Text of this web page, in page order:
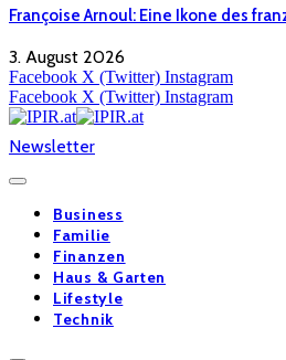
Françoise Arnoul: Eine Ikone des
3. August 2026
Facebook X (Twitter) Instagram
Facebook X (Twitter) Instagram
Newsletter
Business
Familie
Finanzen
Haus & Garten
Lifestyle
Technik